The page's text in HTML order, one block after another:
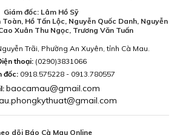
Giám đốc: Lâm Hồ Sỹ
Hồ Tấn Lộc, Nguyễn Quốc Danh, Nguyễn
Xuân Thu Ngọc, Trương Văn Tuấn
Trãi, Phường An Xuyên, tỉnh Cà Mau.
thoại: (0290)3831066
đốc: 0918.575228 - 0913.780557
baocamau@gmail.com
dõi Báo Cà Mau Online